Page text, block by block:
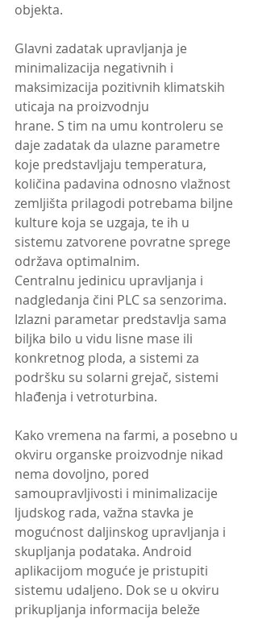
objekta.
Glavni zadatak upravljanja je
minimalizacija negativnih i
maksimizacija pozitivnih klimatskih
uticaja na proizvodnju
hrane. S tim na umu kontroleru se
daje zadatak da ulazne parametre
koje predstavljaju temperatura,
količina padavina odnosno vlažnost
zemljišta prilagodi potrebama biljne
kulture koja se uzgaja, te ih u
sistemu zatvorene povratne sprege
održava optimalnim.
Centralnu jedinicu upravljanja i
nadgledanja čini PLC sa senzorima.
Izlazni parametar predstavlja sama
biljka bilo u vidu lisne mase ili
konkretnog ploda, a sistemi za
podršku su solarni grejač, sistemi
hlađenja i vetroturbina.
Kako vremena na farmi, a posebno u
okviru organske proizvodnje nikad
nema dovoljno, pored
samoupravljivosti i minimalizacije
ljudskog rada, važna stavka je
mogućnost daljinskog upravljanja i
skupljanja podataka. Android
aplikacijom moguće je pristupiti
sistemu udaljeno. Dok se u okviru
prikupljanja informacija beleže